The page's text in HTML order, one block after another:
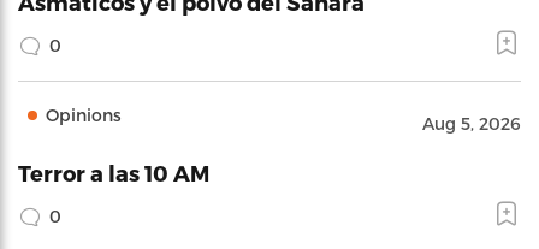
0
Opinions Aug 5, 2026
Terror a las 10 AM
0